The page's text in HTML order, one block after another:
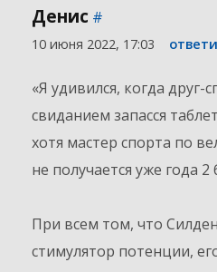
Денис #
10 июня 2022, 17:03
«Я удивился, когда друг-
свиданием запасся
хотя мастер спорта по
не получается уже года 2
При всем том, что
стимулятор потенции,